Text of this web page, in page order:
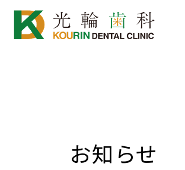
お知らせ